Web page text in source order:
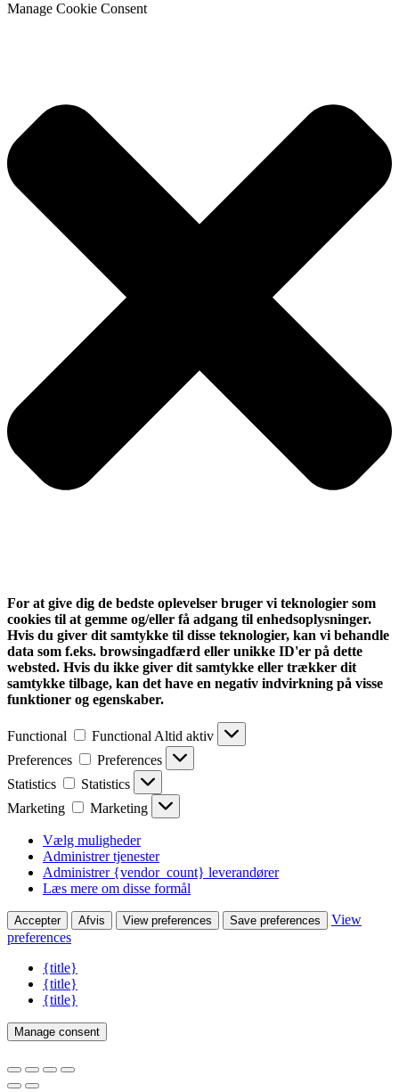
Manage Cookie Consent
For at give dig de bedste oplevelser bruger vi teknologier som
cookies til at gemme og/eller få adgang til enhedsoplysninger.
Hvis du giver dit samtykke til disse teknologier, kan vi behandle
data som f.eks. browsingadfærd eller unikke ID'er på dette
websted. Hvis du ikke giver dit samtykke eller trækker dit
samtykke tilbage, kan det have en negativ indvirkning på visse
funktioner og egenskaber.
Functional Functional Altid aktiv
Preferences
Preferences
Statistics
Statistics
Marketing
Marketing
Vælg muligheder
Administrer tjenester
Administrer {vendor_count} leverandører
Læs mere om disse formål
Accepter Afvis View preferences Save preferences
View
preferences
{title}
{title}
{title}
Manage consent